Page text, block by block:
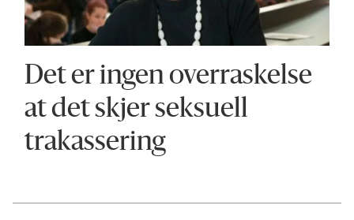
Det er ingen overraskelse
at det skjer seksuell
trakassering